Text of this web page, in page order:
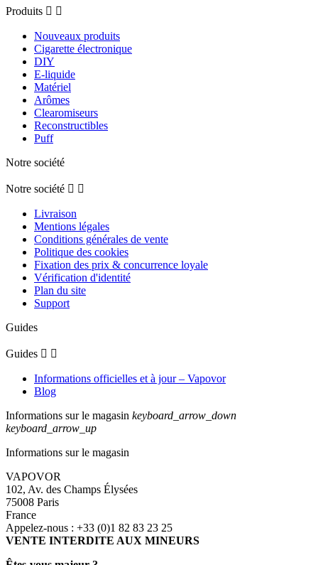
Produits  
Nouveaux produits
Cigarette électronique
DIY
E-liquide
Matériel
Arômes
Clearomiseurs
Reconstructibles
Puff
Notre société
Notre société  
Livraison
Mentions légales
Conditions générales de vente
Politique des cookies
Fixation des prix & concurrence loyale
Vérification d'identité
Plan du site
Support
Guides
Guides  
Informations officielles et à jour – Vapovor
Blog
Informations sur le magasin keyboard_arrow_down
keyboard_arrow_up
Informations sur le magasin
VAPOVOR
102, Av. des Champs Élysées
75008 Paris
France
Appelez-nous : +33 (0)1 82 83 23 25
VENTE INTERDITE AUX MINEURS